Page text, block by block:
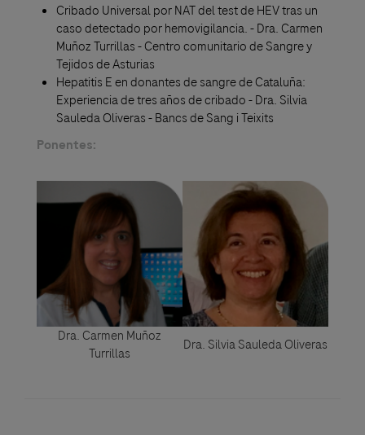
Cribado Universal por NAT del test de HEV tras un
caso detectado por hemovigilancia. - Dra. Carmen
Muñoz Turrillas - Centro comunitario de Sangre y
Tejidos de Asturias
Hepatitis E en donantes de sangre de Cataluña:
Experiencia de tres años de cribado - Dra. Silvia
Sauleda Oliveras - Bancs de Sang i Teixits
Ponentes:
Dra. Carmen Muñoz
Turrillas
Dra. Silvia Sauleda Oliveras